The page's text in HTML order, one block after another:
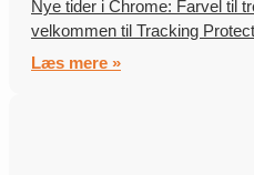
Nye tider i Chrome: Farvel til
velkommen til Tracking
Læs mere »